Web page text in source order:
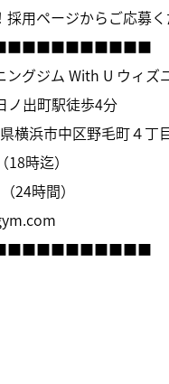
採用ページからご応募
ングジム With U ウィズ
ノ出町駅徒歩4分
横浜市中区野毛町４丁
時迄）
24時間）